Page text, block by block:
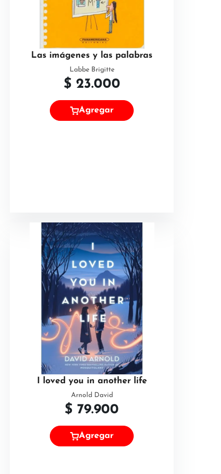
Las imágenes y las palabras
Labbe Brigitte
$ 23.000
Agregar
I loved you in another life
Arnold David
$ 79.900
Agregar